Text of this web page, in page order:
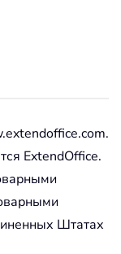
ExtendOffice.
Штатах